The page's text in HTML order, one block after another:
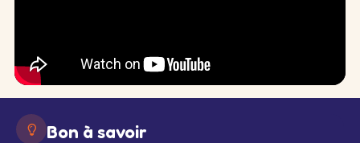
Bon à savoir